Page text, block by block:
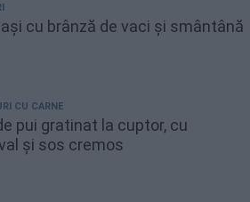
cu brânză de vaci și smântână
CU CARNE
pui gratinat la cuptor, cu
și sos cremos